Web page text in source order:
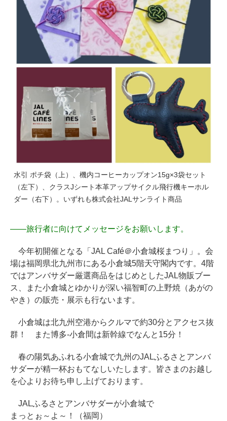
水引 ポチ袋（上）、機内コーヒーカップオン15g×3袋セット
（左下）、クラスJシート本革アップサイクル飛行機キーホル
ダー（右下）。いずれも株式会社JALサンライト商品
――旅行者に向けてメッセージをお願いします。
今年初開催となる「JAL Café＠小倉城桜まつり」。会
場は福岡県北九州市にある小倉城5階天守閣内です。4階
ではアンバサダー厳選商品をはじめとしたJAL物販ブー
ス、また小倉城とゆかりが深い福智町の上野焼（あがの
やき）の販売・展示も行ないます。
小倉城は北九州空港からクルマで約30分とアクセス抜
群！ また博多‐小倉間は新幹線でなんと15分！
春の陽気あふれる小倉城で九州のJALふるさとアンバ
サダーが精一杯おもてなしいたします。皆さまのお越し
を心よりお待ち申し上げております。
JALふるさとアンバサダーが小倉城で
まっとぉ～よ～！（福岡）